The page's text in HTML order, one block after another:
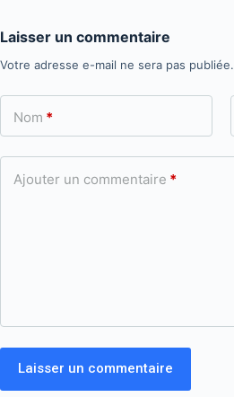
Laisser un commentaire
Votre adresse e-mail ne sera pas publiée.
Nom *
Ajouter un commentaire *
Laisser un commentaire